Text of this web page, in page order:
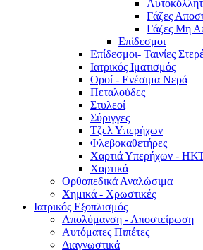
Γάζες
Γάζες Μη
Επίδεσμοι
Επίδεσμοι- Ταινίες
Ιατρικός Ιματισμός
Οροί - Ενέσιμα Νερά
Πεταλούδες
Στυλεοί
Σύριγγες
Τζελ Υπερήχων
Φλεβοκαθετήρες
Χαρτιά Υπερήχων -
Χαρτικά
Ορθοπεδικά Αναλώσιμα
Χημικά - Χρωστικές
Ιατρικός Εξοπλισμός
Απολύμανση - Αποστείρωση
Αυτόματες Πιπέτες
Διαγνωστικά